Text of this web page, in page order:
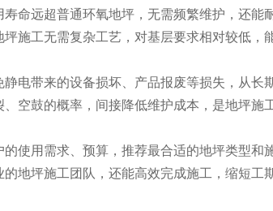
命远超普通环氧地坪，无需频繁维护，还能
施工无需复杂工艺，对基层要求相对较低，
电带来的设备损坏、产品报废等损失，从长
空鼓的概率，间接降低维护成本，是地坪施
使用需求、预算，推荐最合适的地坪类型和
地坪施工团队，还能高效完成施工，缩短工